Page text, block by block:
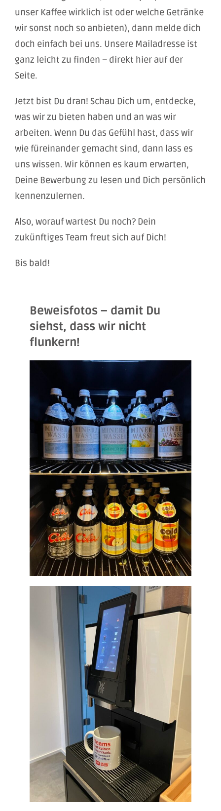
unser Kaffee wirklich ist oder welche Getränke
wir sonst noch so anbieten), dann melde dich
doch einfach bei uns. Unsere Mailadresse ist
ganz leicht zu finden – direkt hier auf der
Seite.
Jetzt bist Du dran! Schau Dich um, entdecke,
was wir zu bieten haben und an was wir
arbeiten. Wenn Du das Gefühl hast, dass wir
wie füreinander gemacht sind, dann lass es
uns wissen. Wir können es kaum erwarten,
Deine Bewerbung zu lesen und Dich persönlich
kennenzulernen.
Also, worauf wartest Du noch? Dein
zukünftiges Team freut sich auf Dich!
Bis bald!
Beweisfotos – damit Du
siehst, dass wir nicht
flunkern!